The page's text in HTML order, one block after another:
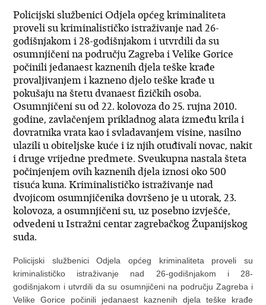
Policijski službenici Odjela općeg kriminaliteta
proveli su kriminalističko istraživanje nad 26-
godišnjakom i 28-godišnjakom i utvrdili da su
osumnjičeni na području Zagreba i Velike Gorice
počinili jedanaest kaznenih djela teške krađe
provaljivanjem i kazneno djelo teške krađe u
pokušaju na štetu dvanaest fizičkih osoba.
Osumnjičeni su od 22. kolovoza do 25. rujna 2010.
godine, zavlačenjem prikladnog alata između krila i
dovratnika vrata kao i svladavanjem visine, nasilno
ulazili u obiteljske kuće i iz njih otuđivali novac, nakit
i druge vrijedne predmete. Sveukupna nastala šteta
počinjenjem ovih kaznenih djela iznosi oko 500
tisuća kuna. Kriminalističko istraživanje nad
dvojicom osumnjičenika dovršeno je u utorak, 23.
kolovoza, a osumnjičeni su, uz posebno izvješće,
odvedeni u Istražni centar zagrebačkog Županijskog
suda.
Policijski službenici Odjela općeg kriminaliteta proveli su
kriminalističko istraživanje nad 26-godišnjakom i 28-
godišnjakom i utvrdili da su osumnjičeni na području Zagreba i
Velike Gorice počinili jedanaest kaznenih djela teške krađe